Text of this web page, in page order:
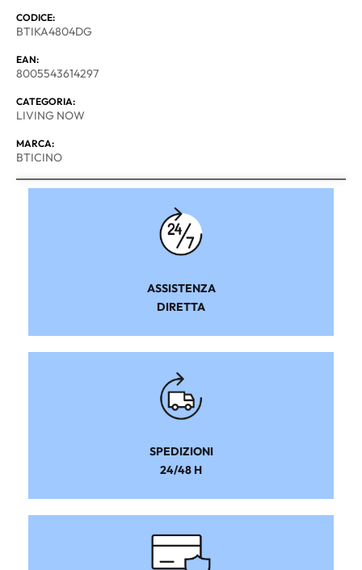
CODICE:
BTIKA4804DG
EAN:
8005543614297
CATEGORIA:
LIVING NOW
MARCA:
BTICINO
ASSISTENZA
DIRETTA
SPEDIZIONI
24/48 H